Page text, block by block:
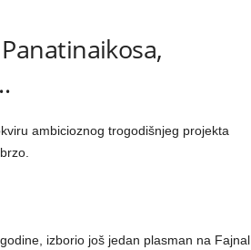
ambicioznog trogodišnjeg projekta
izborio još jedan plasman na Fajnal